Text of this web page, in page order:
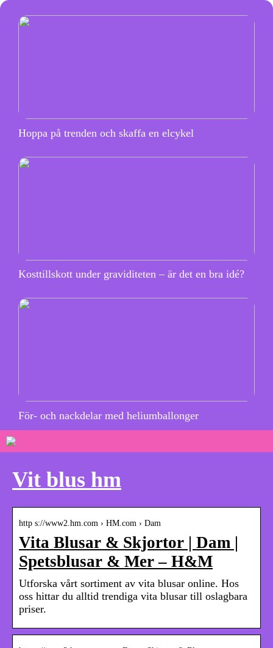
Hoppa på trenden och skaffa en elcykel
Kosttillskott under graviditeten – är det en bra idé?
För- och nackdelar med heliumballonger
Vit blus hm
http s://www2.hm.com › HM.com › Dam
Vita Blusar & Skjortor | Dam |
Spetsblusar & Mer – H&M
Utforska vårt sortiment av vita blusar online. Hos
oss hittar du alltid trendiga vita blusar till oslagbara
priser.